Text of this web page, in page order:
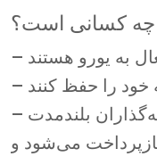
کسانی است؟
به یورو هستند
خود را حفظ کنند
بلندمدت
می‌شود و